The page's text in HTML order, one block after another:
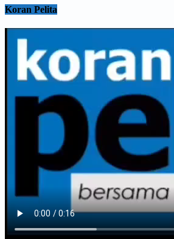
Koran Pelita